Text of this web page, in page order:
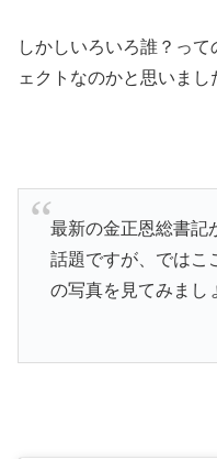
しかしいろいろ誰？っ
ェクトなのかと思いまし
最新の金正恩総書記
話題ですが、ではこ
の写真を見てみまし